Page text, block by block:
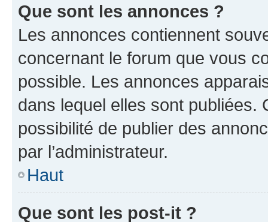
Que sont les annonces ?
Les annonces contiennent
concernant le forum que vous
possible. Les annonces
dans lequel elles sont publiées.
possibilité de publier des
par l’administrateur.
Haut
Que sont les post-it ?